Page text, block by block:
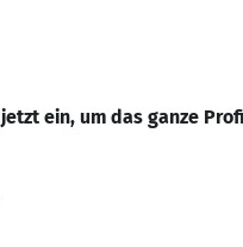
ein, um das ganze